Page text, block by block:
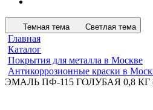
Темная тема Светлая тема
Главная
Каталог
Покрытия для металла в Москве
Антикоррозионные краски в
ЭМАЛЬ ПФ-115 ГОЛУБАЯ 0,8 КГ